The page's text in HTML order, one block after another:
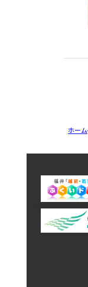
ホーム